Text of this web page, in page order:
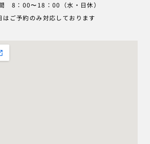
8：00〜18：00（水・日休）
はご予約のみ対応しております